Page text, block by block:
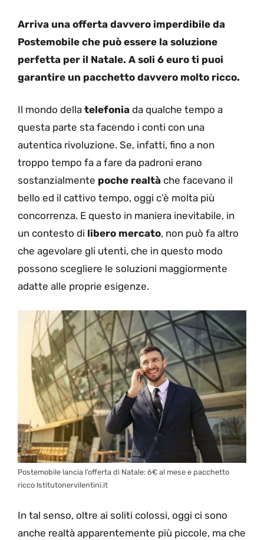
Arriva una offerta davvero imperdibile da
Postemobile che può essere la soluzione
perfetta per il Natale. A soli 6 euro ti puoi
garantire un pacchetto davvero molto ricco.
Il mondo della telefonia da qualche tempo a
questa parte sta facendo i conti con una
autentica rivoluzione. Se, infatti, fino a non
troppo tempo fa a fare da padroni erano
sostanzialmente poche realtà che facevano il
bello ed il cattivo tempo, oggi c’è molta più
concorrenza. E questo in maniera inevitabile, in
un contesto di libero mercato, non può fa altro
che agevolare gli utenti, che in questo modo
possono scegliere le soluzioni maggiormente
adatte alle proprie esigenze.
Postemobile lancia l’offerta di Natale: 6€ al mese e pacchetto
ricco Istitutonervilentini.it
In tal senso, oltre ai soliti colossi, oggi ci sono
anche realtà apparentemente più piccole, ma che